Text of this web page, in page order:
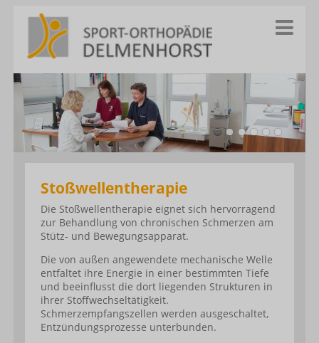
Stoßwellentherapie
Die Stoßwellentherapie eignet sich hervorragend
zur Behandlung von chronischen Schmerzen am
Stütz- und Bewegungsapparat.
Die von außen angewendete mechanische Welle
entfaltet ihre Energie in einer bestimmten Tiefe
und beeinflusst die dort liegenden Strukturen in
ihrer Stoffwechseltätigkeit.
Schmerzempfangszellen werden ausgeschaltet,
Entzündungsprozesse unterbunden.